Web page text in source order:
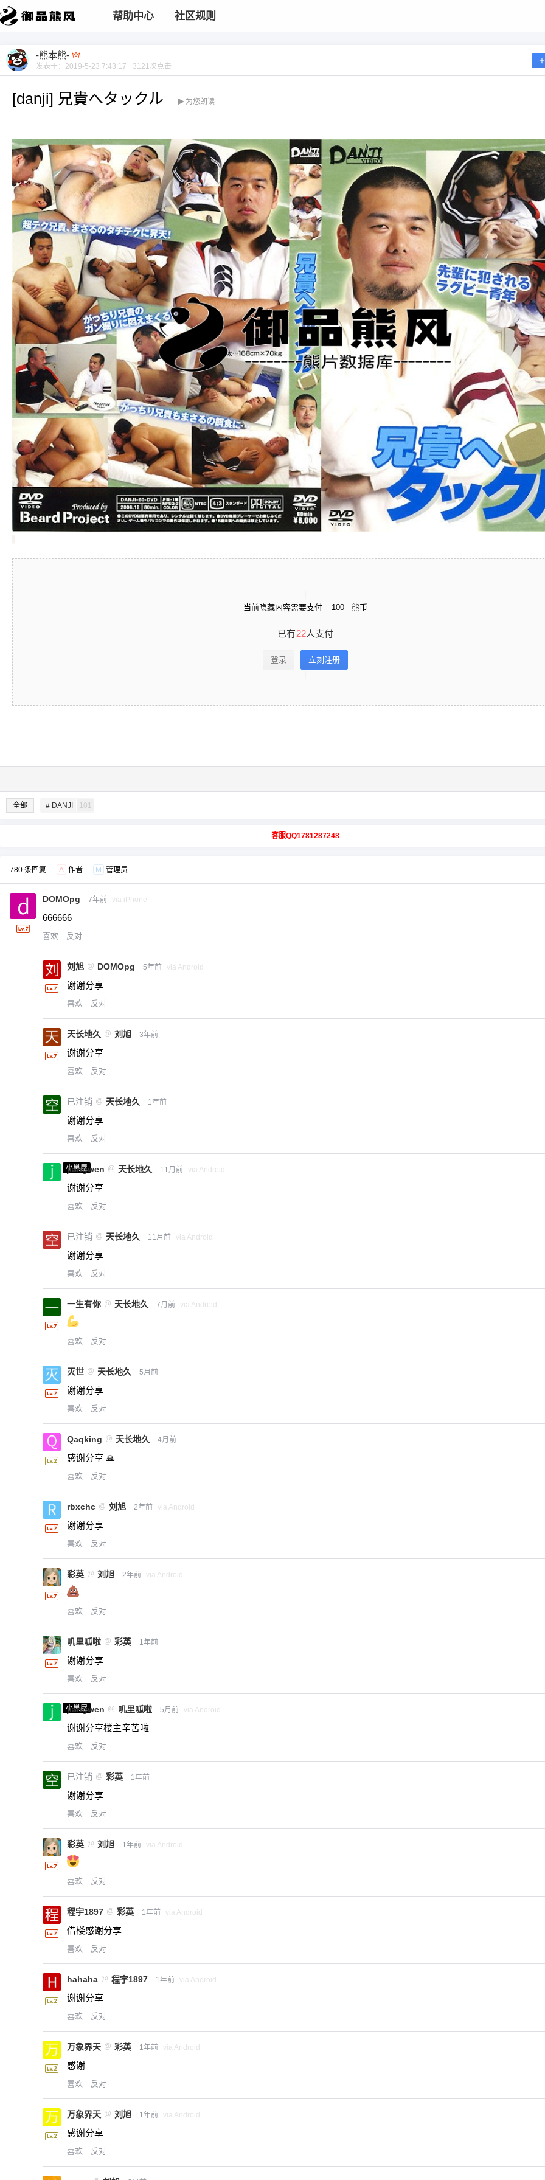
帮助中心 社区规则
-熊本熊-
发表于： 2019-5-23 7:43:17 3121次点击
[danji] 兄貴へタックル 为您朗读
当前隐藏内容需要支付 100 熊币
已有22人支付
登录 立刻注册
全部 # DANJI 101
客服QQ1781287248
780 条回复 A 作者 M 管理员
DOMOpg 7年前 via iPhone
666666
喜欢 反对
刘旭 @ DOMOpg 5年前 via Android
谢谢分享
喜欢 反对
天长地久 @ 刘旭 3年前
谢谢分享
喜欢 反对
已注销 @ 天长地久 1年前
谢谢分享
喜欢 反对
小黑屋
jiangwen @ 天长地久 11月前 via Android
谢谢分享
喜欢 反对
已注销 @ 天长地久 11月前 via Android
谢谢分享
喜欢 反对
一生有你 @ 天长地久 7月前 via Android
喜欢 反对
灭世 @ 天长地久 5月前
谢谢分享
喜欢 反对
Qaqking @ 天长地久 4月前
感谢分享 🙏
喜欢 反对
rbxchc @ 刘旭 2年前 via Android
谢谢分享
喜欢 反对
彩英 @ 刘旭 2年前 via Android
喜欢 反对
叽里呱啦 @ 彩英 1年前
谢谢分享
喜欢 反对
小黑屋
jiangwen @ 叽里呱啦 5月前 via Android
谢谢分享楼主辛苦啦
喜欢 反对
已注销 @ 彩英 1年前
谢谢分享
喜欢 反对
彩英 @ 刘旭 1年前 via Android
喜欢 反对
程宇1897 @ 彩英 1年前 via Android
借楼感谢分享
喜欢 反对
hahaha @ 程宇1897 1年前 via Android
谢谢分享
喜欢 反对
万象界天 @ 彩英 1年前 via Android
感谢
喜欢 反对
万象界天 @ 刘旭 1年前 via Android
感谢分享
喜欢 反对
限。